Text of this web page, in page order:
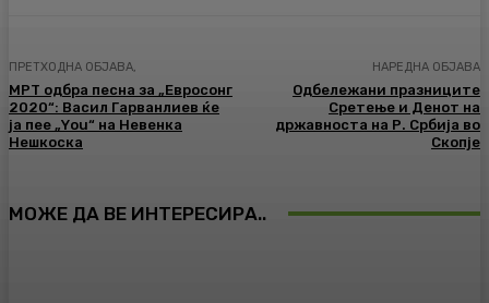
ПРЕТХОДНА ОБЈАВА,
МРТ одбра песна за „Евросонг
2020“: Васил Гарванлиев ќе
ја пее „Yоu“ на Невенка
Нешкоска
НАРЕДНА ОБЈАВА
Одбележани празниците
Сретење и Денот на
државноста на Р. Србија во
Скопје
МОЖЕ ДА ВЕ ИНТЕРЕСИРА..